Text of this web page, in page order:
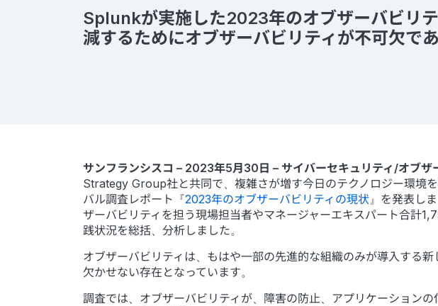
Splunkが実施した2023年のオブザーバビリ
減するためにオブザーバビリティが不可欠で
サンフランシスコ – 2023年5月30日 – サイバーセキュリティ/オブザ
Strategy Group社と共同で、複雑さが増す今日のテクノロジー環境
バル調査レポート『2023年のオブザーバビリティの現状』を発表し
ザーバビリティを担う現場担当者やマネージャーエキスパート合計
践状況を総括、分析しました。
オブザーバビリティは、もはや一部の先進的な組織のみが導入する
欠かせない存在となっています。
調査では、オブザーバビリティが、障害の防止、アプリケーション